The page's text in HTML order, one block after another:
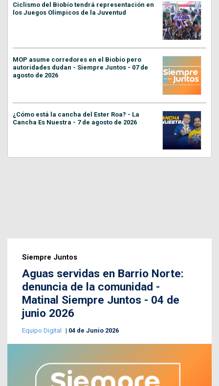
Ciclismo del Biobío tendrá representación en
los Juegos Olímpicos de la Juventud
MOP asume corredores en el Biobío pero
autoridades dudan - Siempre Juntos - 07 de
agosto de 2026
¿Cómo está la cancha del Ester Roa? - La
Cancha Es Nuestra - 7 de agosto de 2026
Siempre Juntos
Aguas servidas en Barrio Norte:
denuncia de la comunidad -
Matinal Siempre Juntos - 04 de
junio 2026
Equipo Digital 04 de Junio 2026